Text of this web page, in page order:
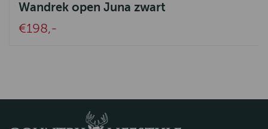
Wandrek open Juna zwart
€198,-